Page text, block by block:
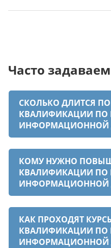
Часто
СКОЛЬКО ДЛИТСЯ
КВАЛИФИКАЦИИ ПО
ИНФОРМАЦИОННОЙ
КОМУ НУЖНО
КВАЛИФИКАЦИИ ПО
ИНФОРМАЦИОННОЙ
КАК ПРОХОДЯТ
КВАЛИФИКАЦИИ ПО
ИНФОРМАЦИОННОЙ